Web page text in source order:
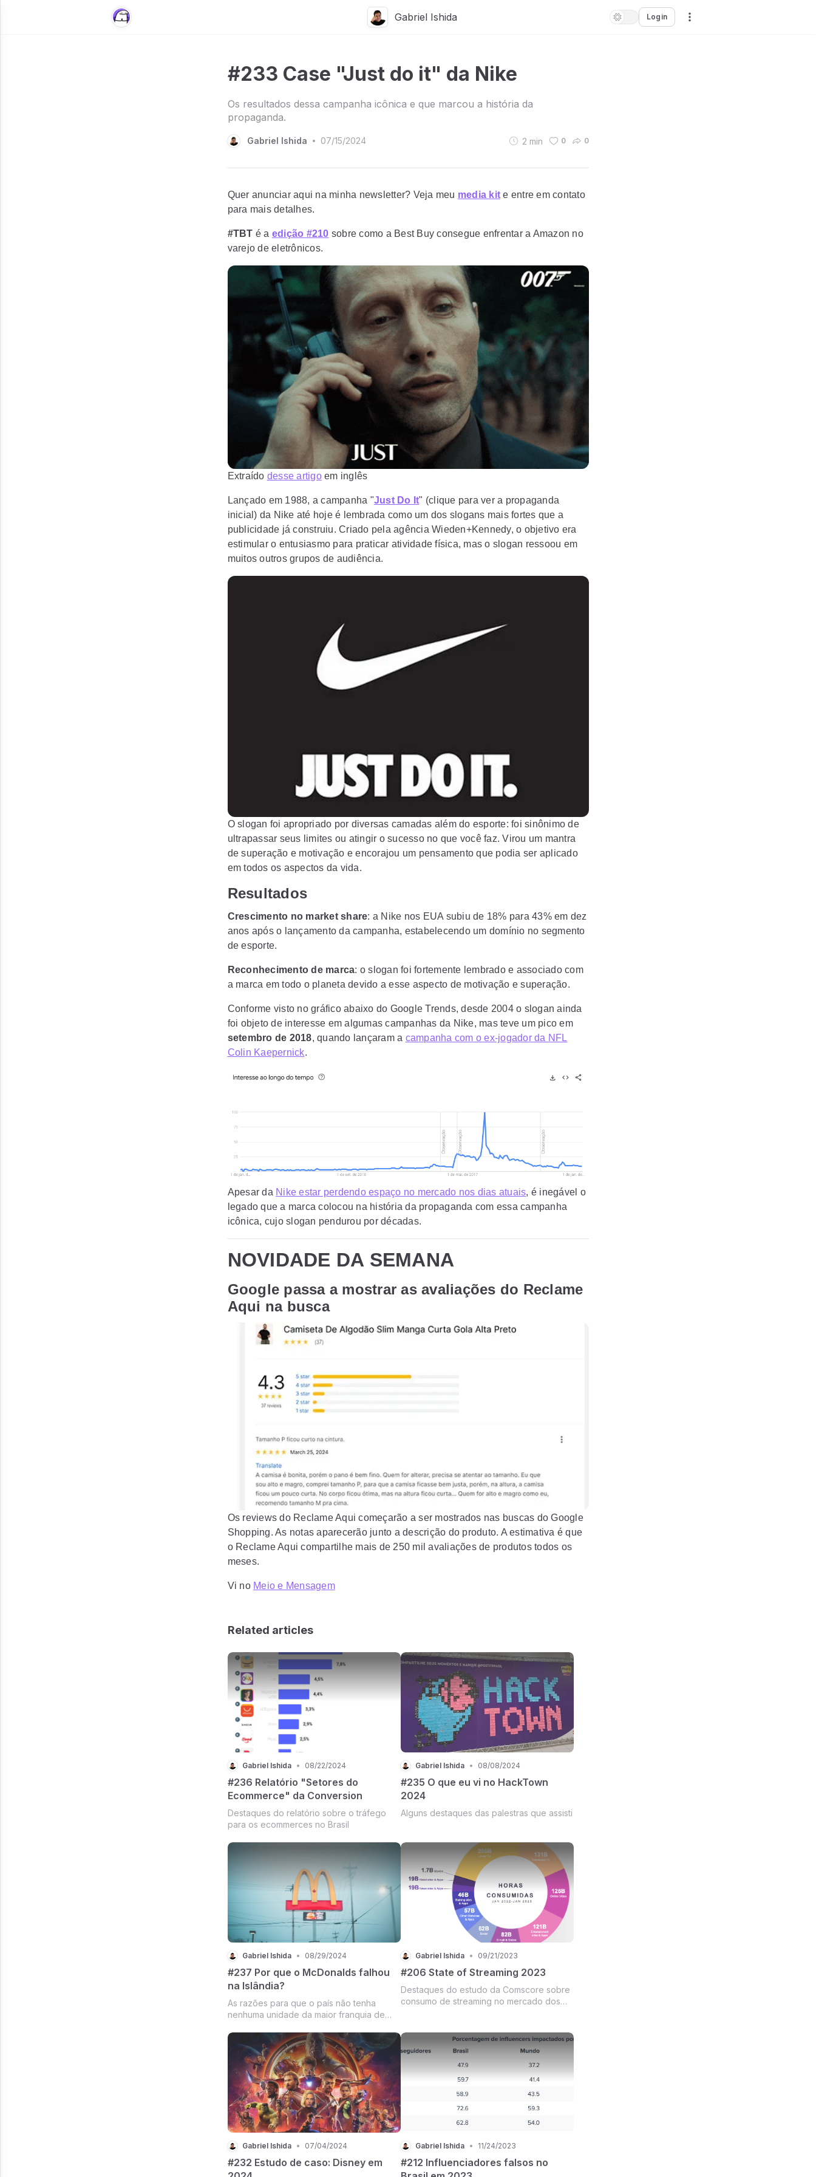
Gabriel Ishida Login
#233 Case "Just do it" da Nike
Os resultados dessa campanha icônica e que marcou a história da
propaganda.
Gabriel Ishida • 07/15/2024 2 min 0 0
Quer anunciar aqui na minha newsletter? Veja meu media kit e entre em contato
para mais detalhes.
#TBT é a edição #210 sobre como a Best Buy consegue enfrentar a Amazon no
varejo de eletrônicos.
Extraído desse artigoem inglês
Lançado em 1988, a campanha "Just Do It" (clique para ver a propaganda
inicial) da Nike até hoje é lembrada como um dos slogans mais fortes que a
publicidade já construiu. Criado pela agência Wieden+Kennedy, o objetivo era
estimular o entusiasmo para praticar atividade física, mas o slogan ressoou em
muitos outros grupos de audiência.
O slogan foi apropriado por diversas camadas além do esporte: foi sinônimo de
ultrapassar seus limites ou atingir o sucesso no que você faz. Virou um mantra
de superação e motivação e encorajou um pensamento que podia ser aplicado
em todos os aspectos da vida.
Resultados
Crescimento no market share: a Nike nos EUA subiu de 18% para 43% em dez
anos após o lançamento da campanha, estabelecendo um domínio no segmento
de esporte.
Reconhecimento de marca: o slogan foi fortemente lembrado e associado com
a marca em todo o planeta devido a esse aspecto de motivação e superação.
Conforme visto no gráfico abaixo do Google Trends, desde 2004 o slogan ainda
foi objeto de interesse em algumas campanhas da Nike, mas teve um pico em
setembro de 2018, quando lançaram a campanha com o ex-jogador da NFL
Colin Kaepernick.
Apesar da Nike estar perdendo espaço no mercado nos dias atuais, é inegável o
legado que a marca colocou na história da propaganda com essa campanha
icônica, cujo slogan pendurou por décadas.
NOVIDADE DA SEMANA
Google passa a mostrar as avaliações do Reclame
Aqui na busca
Os reviews do Reclame Aqui começarão a ser mostrados nas buscas do Google
Shopping. As notas aparecerão junto a descrição do produto. A estimativa é que
o Reclame Aqui compartilhe mais de 250 mil avaliações de produtos todos os
meses.
Vi no Meio e Mensagem
Related articles
Gabriel Ishida • 08/22/2024
#236 Relatório "Setores do
Ecommerce" da Conversion
Destaques do relatório sobre o tráfego
para os ecommerces no Brasil
Gabriel Ishida • 08/08/2024
#235 O que eu vi no HackTown
2024
Alguns destaques das palestras que assisti
Gabriel Ishida • 08/29/2024
#237 Por que o McDonalds falhou
na Islândia?
As razões para que o país não tenha
nenhuma unidade da maior franquia de
Gabriel Ishida • 09/21/2023
#206 State of Streaming 2023
Destaques do estudo da Comscore sobre
consumo de streaming no mercado dos
Gabriel Ishida • 07/04/2024
#232 Estudo de caso: Disney em
Gabriel Ishida • 11/24/2023
#212 Influenciadores falsos no